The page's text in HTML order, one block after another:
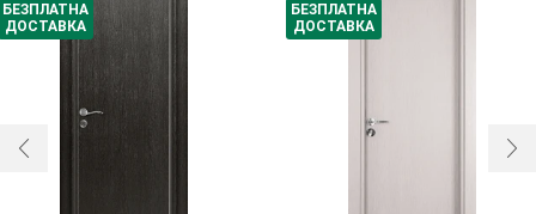
БЕЗПЛАТНА
ДОСТАВКА
БЕЗПЛАТНА
ДОСТАВКА